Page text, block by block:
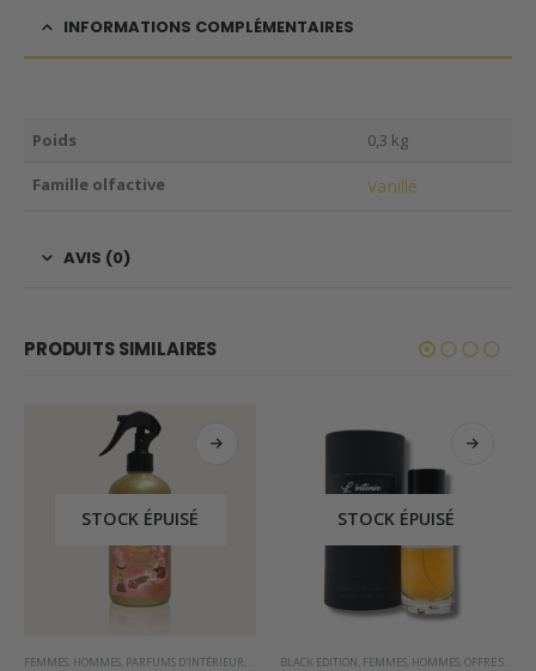
INFORMATIONS COMPLÉMENTAIRES
Poids 0,3 kg
Famille olfactive Vanillé
AVIS (0)
PRODUITS SIMILAIRES
,PARFUMS OCCIDENTAUX
STOCK ÉPUISÉ
FEMMES HOMMES PARFUMS D'INTÉRIEUR SPRAY D'INTÉRIEUR DE DUBAI
STOCK ÉPUISÉ
BLACK EDITION FEMMES HOMMES OFFRE SPÉCIALE